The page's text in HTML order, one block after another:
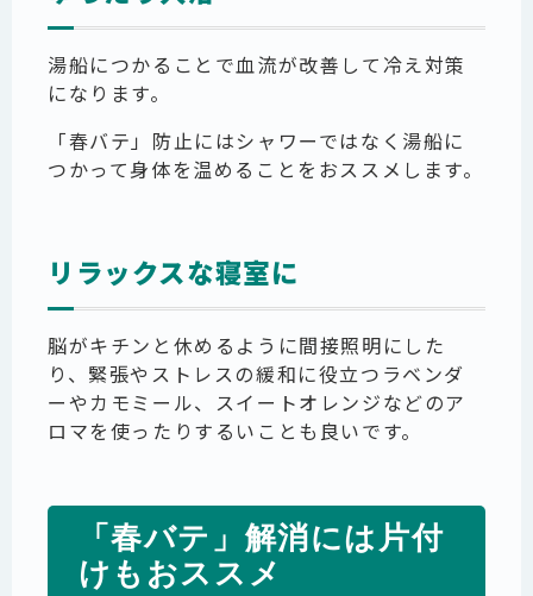
湯船につかることで血流が改善して冷え対策
になります。
「春バテ」防止にはシャワーではなく湯船に
つかって身体を温めることをおススメします。
リラックスな寝室に
脳がキチンと休めるように間接照明にした
り、緊張やストレスの緩和に役立つラベンダ
ーやカモミール、スイートオレンジなどのア
ロマを使ったりするいことも良いです。
「春バテ」解消には片付
けもおススメ